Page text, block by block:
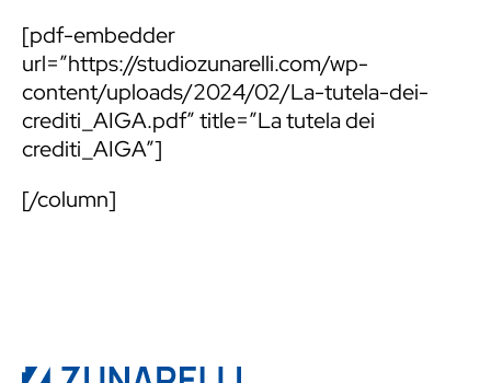
[pdf-embedder
url=”https://studiozunarelli.com/wp-
content/uploads/2024/02/La-tutela-dei-
crediti_AIGA.pdf” title=”La tutela dei
crediti_AIGA”]
[/column]